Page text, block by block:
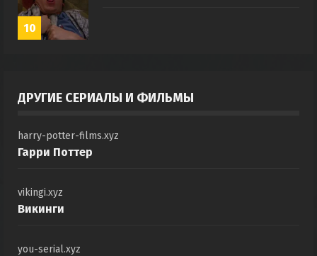
10
ДРУГИЕ СЕРИАЛЫ И ФИЛЬМЫ
harry-potter-films.xyz
Гарри Поттер
vikingi.xyz
Викинги
you-serial.xyz